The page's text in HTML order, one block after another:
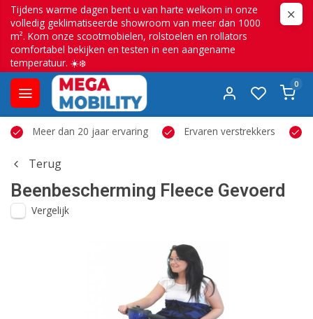
Tijdens warme dagen bent u van harte welkom in onze
volledig geklimatiseerde showroom van meer dan 1000
m². Kom onze scootmobielen, rolstoelen en rollators
comfortabel bekijken en testen in een aangename
temperatuur. ☀️❄️
0
Meer dan 20 jaar ervaring Ervaren verstrekkers
Terug
Beenbescherming Fleece Gevoerd
Vergelijk